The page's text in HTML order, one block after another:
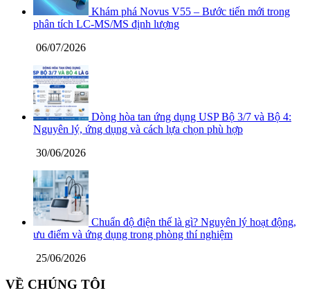
Khám phá Novus V55 – Bước tiến mới trong
phân tích LC-MS/MS định lượng
06/07/2026
Dòng hòa tan ứng dụng USP Bộ 3/7 và Bộ 4:
Nguyên lý, ứng dụng và cách lựa chọn phù hợp
30/06/2026
Chuẩn độ điện thế là gì? Nguyên lý hoạt động,
ưu điểm và ứng dụng trong phòng thí nghiệm
25/06/2026
VỀ CHÚNG TÔI